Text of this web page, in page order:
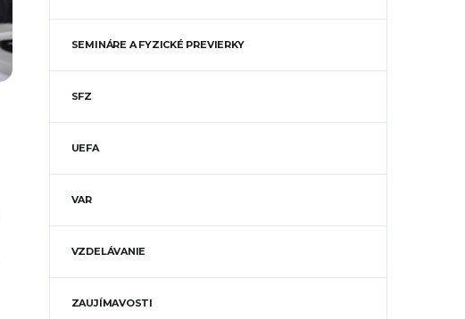
SEMINÁRE A FYZICKÉ PREVIERKY
SFZ
UEFA
VAR
VZDELÁVANIE
ZAUJÍMAVOSTI